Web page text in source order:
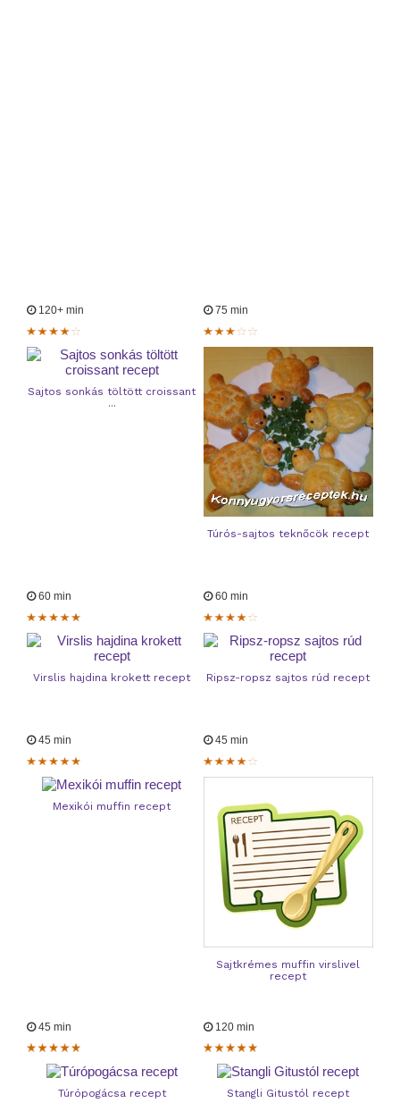
120+ min
Sajtos sonkás töltött croissant
...
75 min
Túrós-sajtos teknőcök recept
60 min
Virslis hajdina krokett recept
60 min
Ripsz-ropsz sajtos rúd recept
45 min
Mexikói muffin recept
45 min
Sajtkrémes muffin virslivel
recept
45 min
Túrópogácsa recept
120 min
Stangli Gitustól recept